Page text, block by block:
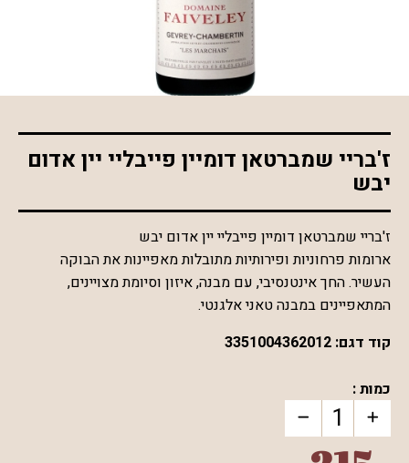
ז'בריי שמברטאן דומיין פייבליי יין אדום
יבש
ז'בריי שמברטאן דומיין פייבליי יין אדום יבש
ארומות פרחוניות ופירותיות מתובלות מאפיינות את הבוקה
העשיר. החך אינטנסיבי, עם מבנה, איזון וסיומת מצויינים,
המתאפיינים במבנה טאני אלגנטי.
קוד דגם: 3351004362012
כמות :